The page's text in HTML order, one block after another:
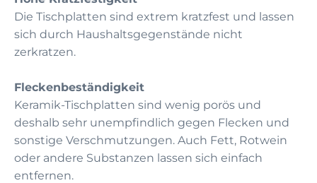
Die Tischplatten sind extrem kratzfest und lassen
sich durch Haushaltsgegenstände nicht
zerkratzen.
Fleckenbeständigkeit
Keramik-Tischplatten sind wenig porös und
deshalb sehr unempfindlich gegen Flecken und
sonstige Verschmutzungen. Auch Fett, Rotwein
oder andere Substanzen lassen sich einfach
entfernen.